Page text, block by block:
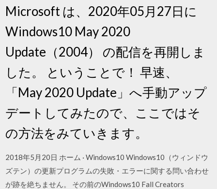
Microsoft は、2020年05月27日に
Windows10 May 2020
Update（2004） の配信を再開しま
した。 ということで！ 早速、
「May 2020 Update」へ手動アップ
デートしてみたので、ここではそ
の方法をみていきます。
2018年5月20日 ホーム · Windows10 Windows10（ウィンドウ
ズテン）の更新プログラムの失敗・エラーに関する問い合わせ
が跡を絶ちません。 その前のWindows10 Fall Creators